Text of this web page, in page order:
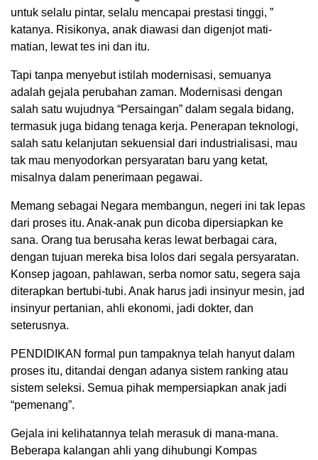
untuk selaIu pintar, seIalu mencapai prestasi tinggi, ”
katanya. Risikonya, anak diawasi dan digenjot mati-
matian, lewat tes ini dan itu.
Tapi tanpa menyebut istilah modernisasi, semuanya
adalah gejala perubahan zaman. Modernisasi dengan
salah satu wujudnya “Persaingan” dalam segala bidang,
termasuk juga bidang tenaga kerja. Penerapan teknologi,
salah satu kelanjutan sekuensial dari industrialisasi, mau
tak mau menyodorkan persyaratan baru yang ketat,
misalnya dalam penerimaan pegawai.
Memang sebagai Negara membangun, negeri ini tak lepas
dari proses itu. Anak-anak pun dicoba dipersiapkan ke
sana. Orang tua berusaha keras lewat berbagai cara,
dengan tujuan mereka bisa lolos dari segala persyaratan.
Konsep jagoan, pahlawan, serba nomor satu, segera saja
diterapkan bertubi-tubi. Anak harus jadi insinyur mesin, jad
insinyur pertanian, ahli ekonomi, jadi dokter, dan
seterusnya.
PENDIDIKAN formal pun tampaknya telah hanyut dalam
proses itu, ditandai dengan adanya sistem ranking atau
sistem seleksi. Semua pihak mempersiapkan anak jadi
“pemenang”.
Gejala ini kelihatannya telah merasuk di mana-mana.
Beberapa kalangan ahli yang dihubungi Kompas